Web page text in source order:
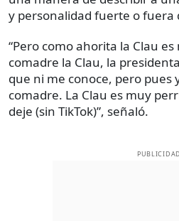
y personalidad fuerte o fuera
“Pero como ahorita la Clau
comadre la Clau, la
que ni me conoce, pero pues
comadre. La Clau es muy
deje (sin TikTok)”, señaló.
PUBLICIDAD